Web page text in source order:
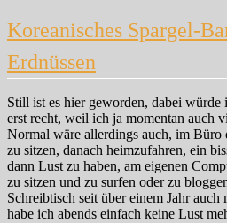
Koreanisches Spargel-
Erdnüssen
Still ist es hier geworden, dabei würde
erst recht, weil ich ja momentan auch
Normal wäre allerdings auch, im Büro
zu sitzen, danach heimzufahren, ein
dann Lust zu haben, am eigenen
zu sitzen und zu surfen oder zu
Schreibtisch seit über einem Jahr
habe ich abends einfach keine Lust